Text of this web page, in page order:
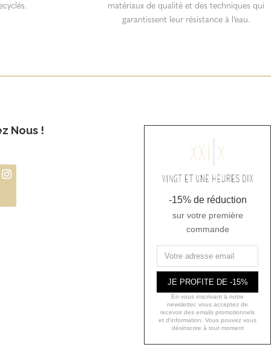
matériaux de qualité et des techniques qui
garantissent leur résistance à l’eau.
Nous !
-15% de réduction
sur votre première
commande
JE PROFITE DE -15%
En vous inscrivant à notre
newsletter, vous acceptez de
recevoir des emails promotionnels
et d'information. Vous pouvez vous
désinscrire à tout moment